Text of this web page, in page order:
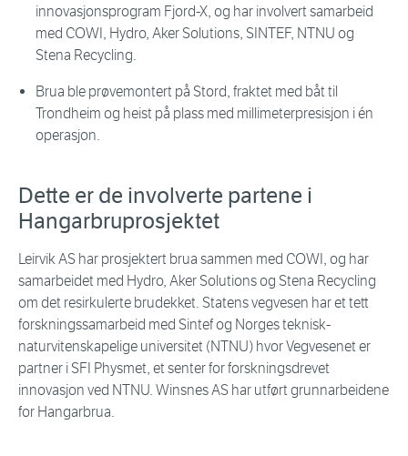
innovasjonsprogram Fjord-X, og har involvert samarbeid
med COWI, Hydro, Aker Solutions, SINTEF, NTNU og
Stena Recycling.
Brua ble prøvemontert på Stord, fraktet med båt til
Trondheim og heist på plass med millimeterpresisjon i én
operasjon.
Dette er de involverte partene i
Hangarbruprosjektet
Leirvik AS har prosjektert brua sammen med COWI, og har
samarbeidet med Hydro, Aker Solutions og Stena Recycling
om det resirkulerte brudekket. Statens vegvesen har et tett
forskningssamarbeid med Sintef og Norges teknisk-
naturvitenskapelige universitet (NTNU) hvor Vegvesenet er
partner i SFI Physmet, et senter for forskningsdrevet
innovasjon ved NTNU. Winsnes AS har utført grunnarbeidene
for Hangarbrua.